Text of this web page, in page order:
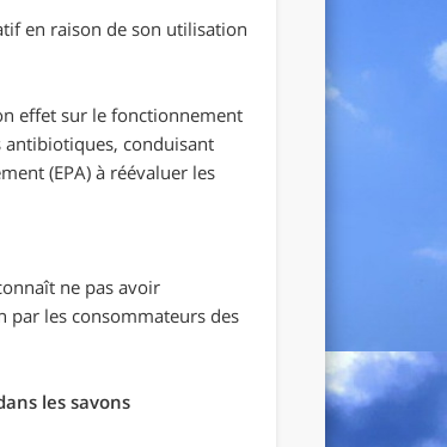
en raison de son utilisation
effet sur le fonctionnement
antibiotiques, conduisant
(EPA) à réévaluer les
ne pas avoir
par les consommateurs des
les savons